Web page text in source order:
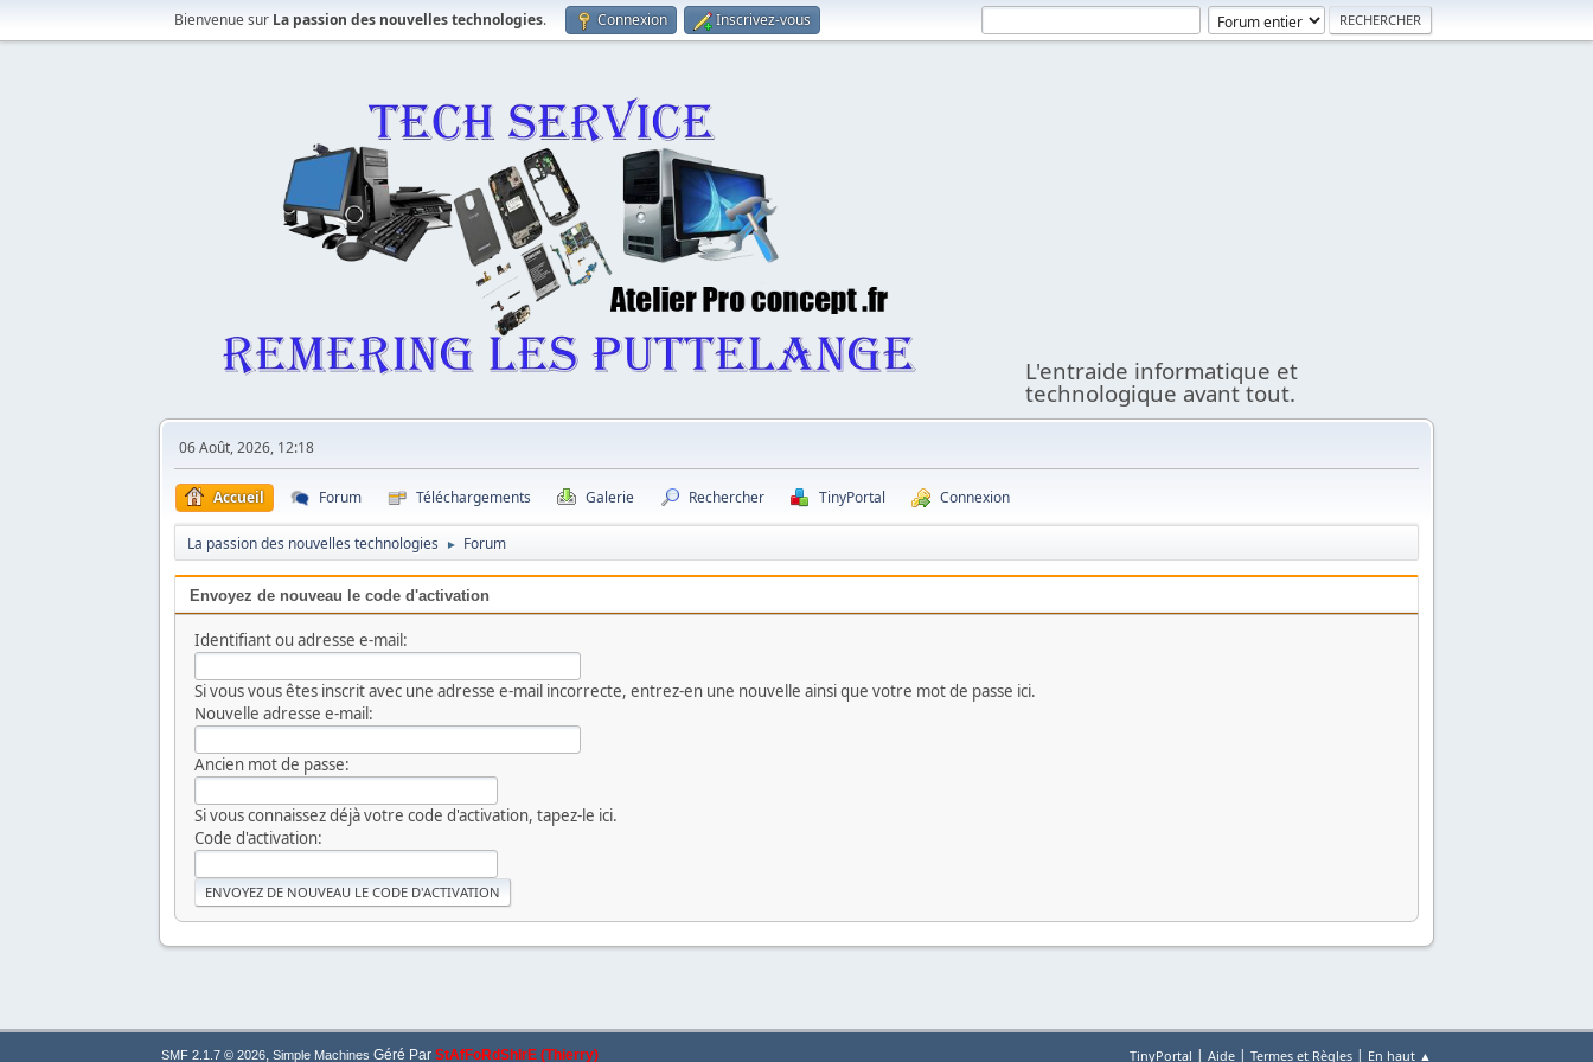
Bienvenue sur La passion des nouvelles technologies. Connexion Inscrivez-vous
L'entraide informatique et
technologique avant tout.
06 Août, 2026, 12:18
Accueil Forum Téléchargements Galerie Rechercher TinyPortal Connexion
La passion des nouvelles technologies ► Forum
Envoyez de nouveau le code d'activation
Identifiant ou adresse e-mail:
Si vous vous êtes inscrit avec une adresse e-mail incorrecte, entrez-en une nouvelle ainsi que votre mot de passe ici.
Nouvelle adresse e-mail:
Ancien mot de passe:
Si vous connaissez déjà votre code d'activation, tapez-le ici.
Code d'activation:
TinyPortal | Aide | Termes et Règles | En haut ▲
SMF 2.1.7 © 2026, Simple Machines Géré Par StAfFoRdShIrE (Thierry)